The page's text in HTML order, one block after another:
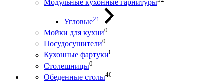
Модульные кухонные гарнитуры
Угловые21
Мойки для кухни0
Посудосушители0
Кухонные фартуки0
Столешницы0
Обеденные столы40